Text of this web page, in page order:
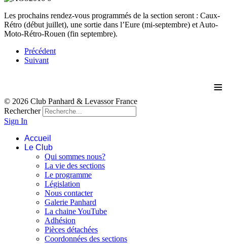
Les prochains rendez-vous programmés de la section seront : Caux-
Rétro (début juillet), une sortie dans l’Eure (mi-septembre) et Auto-
Moto-Rétro-Rouen (fin septembre).
Précédent
Suivant
≡
© 2026 Club Panhard & Levassor France
Rechercher
Sign In
Accueil
Le Club
Qui sommes nous?
La vie des sections
Le programme
Législation
Nous contacter
Galerie Panhard
La chaine YouTube
Adhésion
Pièces détachées
Coordonnées des sections